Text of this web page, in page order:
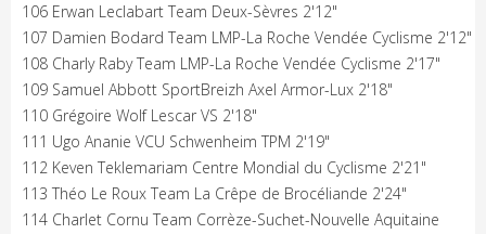
106 Erwan Leclabart Team Deux-Sèvres 2'12"
107 Damien Bodard Team LMP-La Roche Vendée Cyclisme 2'12"
108 Charly Raby Team LMP-La Roche Vendée Cyclisme 2'17"
109 Samuel Abbott SportBreizh Axel Armor-Lux 2'18"
110 Grégoire Wolf Lescar VS 2'18"
111 Ugo Ananie VCU Schwenheim TPM 2'19"
112 Keven Teklemariam Centre Mondial du Cyclisme 2'21"
113 Théo Le Roux Team La Crêpe de Brocéliande 2'24"
114 Charlet Cornu Team Corrèze-Suchet-Nouvelle Aquitaine